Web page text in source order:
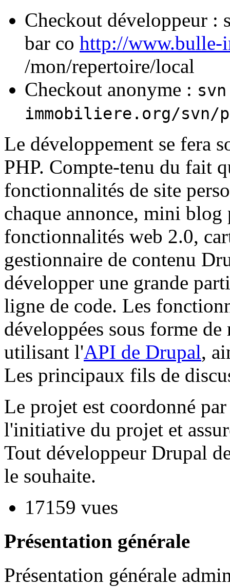
Checkout développeur :
bar co http://www.bulle-
/mon/repertoire/local
Checkout anonyme :
immobiliere.org/svn/
Le développement se fera
PHP. Compte-tenu du fait
fonctionnalités de site
chaque annonce, mini blog
fonctionnalités web 2.0,
gestionnaire de contenu
développer une grande
ligne de code. Les
développées sous forme
utilisant l'API de Drupal,
Les principaux fils de
Le projet est coordonné
l'initiative du projet et
Tout développeur Drupal
le souhaite.
17159 vues
Présentation générale
Présentation générale